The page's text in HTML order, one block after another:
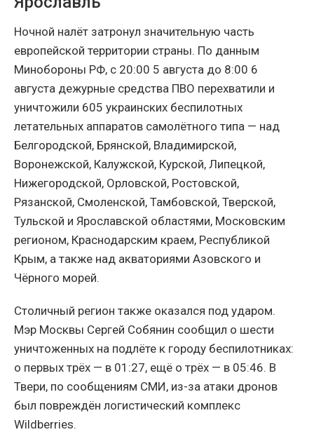
Ночной налёт затронул значительную часть
европейской территории страны. По данным
Минобороны РФ, с 20:00 5 августа до 8:00 6
августа дежурные средства ПВО перехватили и
уничтожили 605 украинских беспилотных
летательных аппаратов самолётного типа — над
Белгородской, Брянской, Владимирской,
Воронежской, Калужской, Курской, Липецкой,
Нижегородской, Орловской, Ростовской,
Рязанской, Смоленской, Тамбовской, Тверской,
Тульской и Ярославской областями, Московским
регионом, Краснодарским краем, Республикой
Крым, а также над акваториями Азовского и
Чёрного морей.
Столичный регион также оказался под ударом.
Мэр Москвы Сергей Собянин сообщил о шести
уничтоженных на подлёте к городу беспилотниках:
о первых трёх — в 01:27, ещё о трёх — в 05:46. В
Твери, по сообщениям СМИ, из-за атаки дронов
был повреждён логистический комплекс
Wildberries.